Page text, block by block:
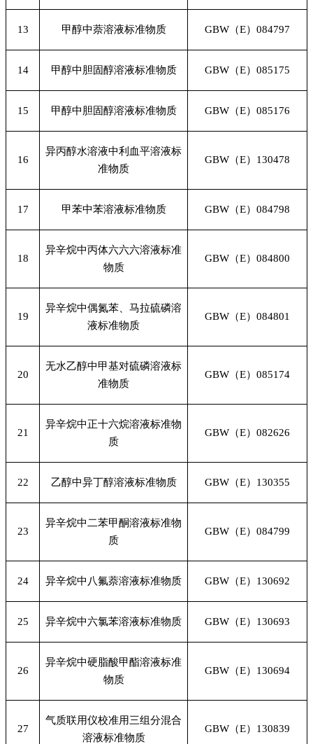
13 甲醇中萘溶液标准物质 GBW （E）084797
14 甲醇中胆固醇溶液标准物质 GBW （E）085175
15 甲醇中胆固醇溶液标准物质 GBW （E）085176
16
异丙醇水溶液中利血平溶液标
准物质
GBW （E）130478
17 甲苯中苯溶液标准物质 GBW （E）084798
18
异辛烷中丙体六六六溶液标准
物质
GBW （E）084800
19
异辛烷中偶氮苯、马拉硫磷溶
液标准物质
GBW （E）084801
20
无水乙醇中甲基对硫磷溶液标
准物质
GBW （E）085174
21
异辛烷中正十六烷溶液标准物
质
GBW （E）082626
22 乙醇中异丁醇溶液标准物质 GBW （E）130355
23
异辛烷中二苯甲酮溶液标准物
质
GBW （E）084799
24 异辛烷中八氟萘溶液标准物质 GBW （E）130692
25 异辛烷中六氯苯溶液标准物质 GBW （E）130693
26
异辛烷中硬脂酸甲酯溶液标准
物质
GBW （E）130694
27
气质联用仪校准用三组分混合
溶液标准物质
GBW （E）130839